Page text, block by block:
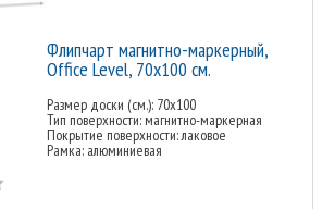
Флипчарт магнитно-маркерный,
Office Level, 70x100 см.
Размер доски (см.): 70x100
Тип поверхности: магнитно-маркерная
Покрытие поверхности: лаковое
Рамка: алюминиевая